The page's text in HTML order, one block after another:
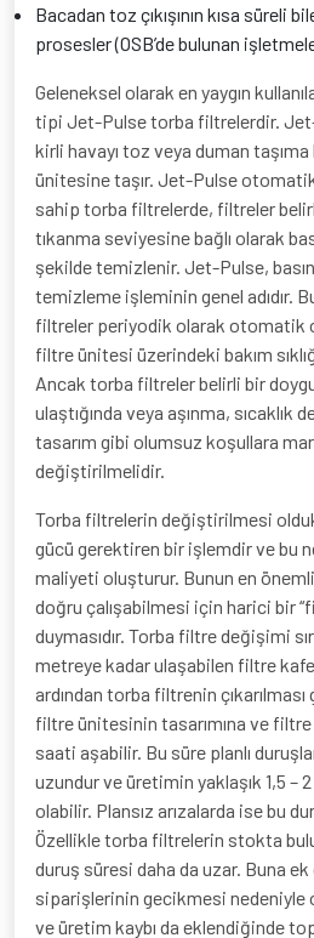
Bacadan toz çıkışının kısa süreli
prosesler (OSB’de bulunan
Geleneksel olarak en yaygın
tipi Jet-Pulse torba filtrelerdir.
kirli havayı toz veya duman taşıma
ünitesine taşır. Jet-Pulse
sahip torba filtrelerde, filtreler
tıkanma seviyesine bağlı olarak
şekilde temizlenir. Jet-Pulse,
temizleme işleminin genel adıdır.
filtreler periyodik olarak otomatik
filtre ünitesi üzerindeki bakım
Ancak torba filtreler belirli bir
ulaştığında veya aşınma, sıcaklık
tasarım gibi olumsuz koşullara
değiştirilmelidir.
Torba filtrelerin değiştirilmesi
gücü gerektiren bir işlemdir ve bu
maliyeti oluşturur. Bunun en
doğru çalışabilmesi için harici bir
duymasıdır. Torba filtre değişimi
metreye kadar ulaşabilen filtre
ardından torba filtrenin
filtre ünitesinin tasarımına ve filtre
saati aşabilir. Bu süre planlı
uzundur ve üretimin yaklaşık 1,5 –
olabilir. Plansız arızalarda ise bu
Özellikle torba filtrelerin stokta
duruş süresi daha da uzar. Buna
siparişlerinin gecikmesi nedeniyle
ve üretim kaybı da eklendiğinde